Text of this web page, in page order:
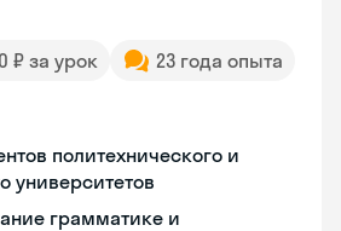
₽ за урок
23 года опыта
политехнического и
университетов
грамматике и